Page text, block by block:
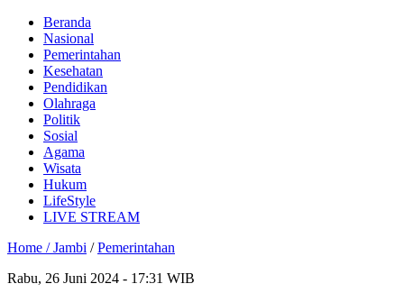
Beranda
Nasional
Pemerintahan
Kesehatan
Pendidikan
Olahraga
Politik
Sosial
Agama
Wisata
Hukum
LifeStyle
LIVE STREAM
Home /Jambi /Pemerintahan
Rabu, 26 Juni 2024 - 17:31 WIB